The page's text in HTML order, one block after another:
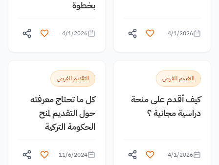
4/1/2026
بخطوة
4/1/2026
التقديم للفرص
كيف أقدم على منحة
دراسية مجانية ؟
4/1/2026
التقديم للفرص
كل ما تحتاج معرفته
حول التقديم لمنح
الحكومة التركية
11/6/2024